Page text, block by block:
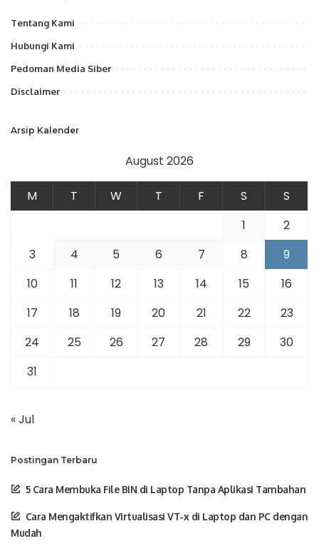
Tentang Kami
Hubungi Kami
Pedoman Media Siber
Disclaimer
Arsip Kalender
August 2026
M T W T F S
S
1
2
3
4 5 6 7 8
9
10
11 12 13 14 15
16
17
18 19 20 21 22
23
24
25 26 27 28 29
30
31
« Jul
Postingan Terbaru
5 Cara Membuka File BIN di Laptop Tanpa Aplikasi Tambahan
Cara Mengaktifkan Virtualisasi VT-x di Laptop dan PC dengan
Mudah